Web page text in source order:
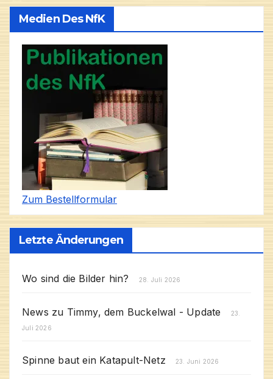
Medien Des NfK
Zum Bestellformular
Letzte Änderungen
Wo sind die Bilder hin? 28. Juli 2026
News zu Timmy, dem Buckelwal - Update
23.
Juli 2026
Spinne baut ein Katapult-Netz 23. Juni 2026